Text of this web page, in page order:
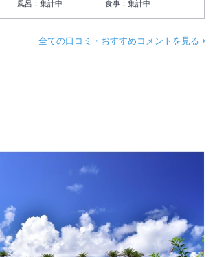
風呂： 集計中 食事：集計中
全ての口コミ・おすすめコメントを見る